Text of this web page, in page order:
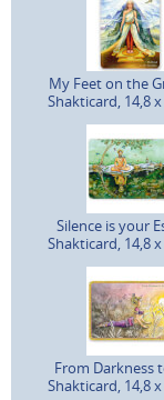
My Feet on the
Shakticard, 14,8
Silence is your
Shakticard, 14,8
From Darkness
Shakticard, 14,8